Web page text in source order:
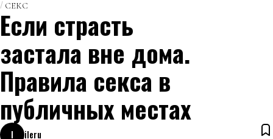
СЕКС
Если страсть
застала вне дома.
Правила секса в
публичных местах
I
ileru